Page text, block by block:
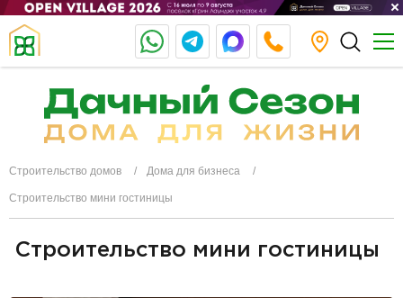
Строительство домов Дома для бизнеса
Строительство мини гостиницы
Строительство мини гостиницы